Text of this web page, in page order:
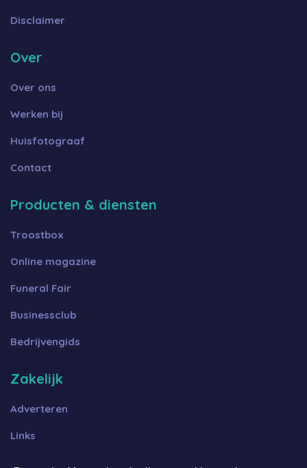
Disclaimer
Over
Over ons
Werken bij
Huisfotograaf
Contact
Producten & diensten
Troostbox
Online magazine
Funeral Fair
Businessclub
Bedrijvengids
Zakelijk
Adverteren
Links